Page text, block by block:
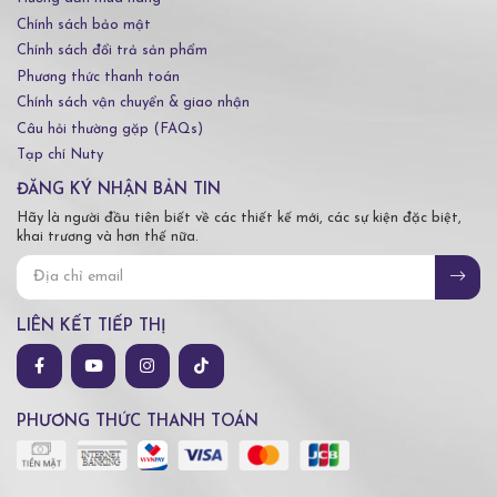
Chính sách bảo mật
Chính sách đổi trả sản phẩm
Phương thức thanh toán
Chính sách vận chuyển & giao nhận
Câu hỏi thường gặp (FAQs)
Tạp chí Nuty
ĐĂNG KÝ NHẬN BẢN TIN
Hãy là người đầu tiên biết về các thiết kế mới, các sự kiện đặc biệt,
khai trương và hơn thế nữa.
LIÊN KẾT TIẾP THỊ
PHƯƠNG THỨC THANH TOÁN